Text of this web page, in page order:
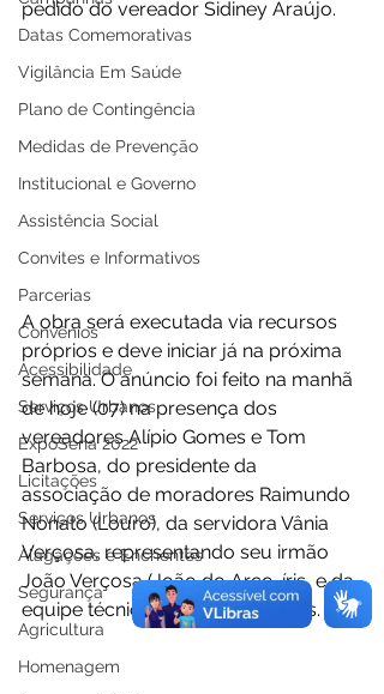
Datas Comemorativas
Vigilância Em Saúde
Plano de Contingência
Medidas de Prevenção
Institucional e Governo
Assistência Social
Convites e Informativos
Parcerias
Convênios
Acessibilidade
Serviços Urbanos
ExpoSena 2022
Licitações
Serviços Urbanos
Alagações e Enchentes
Segurança
Agricultura
Homenagem
pedido do vereador Sidiney Araújo.
A obra será executada via recursos
próprios e deve iniciar já na próxima
semana. O anúncio foi feito na manhã
de hoje (07) na presença dos
vereadores Alípio Gomes e Tom
Barbosa, do presidente da
associação de moradores Raimundo
Nonato (Louro), da servidora Vânia
Verçosa, representando seu irmão
João Verçosa (João do Arco-íris, e da
equipe técnica da pasta de obras.